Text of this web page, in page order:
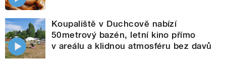
Koupaliště v Duchcově nabízí
50metrový bazén, letní kino přímo
v areálu a klidnou atmosféru bez davů